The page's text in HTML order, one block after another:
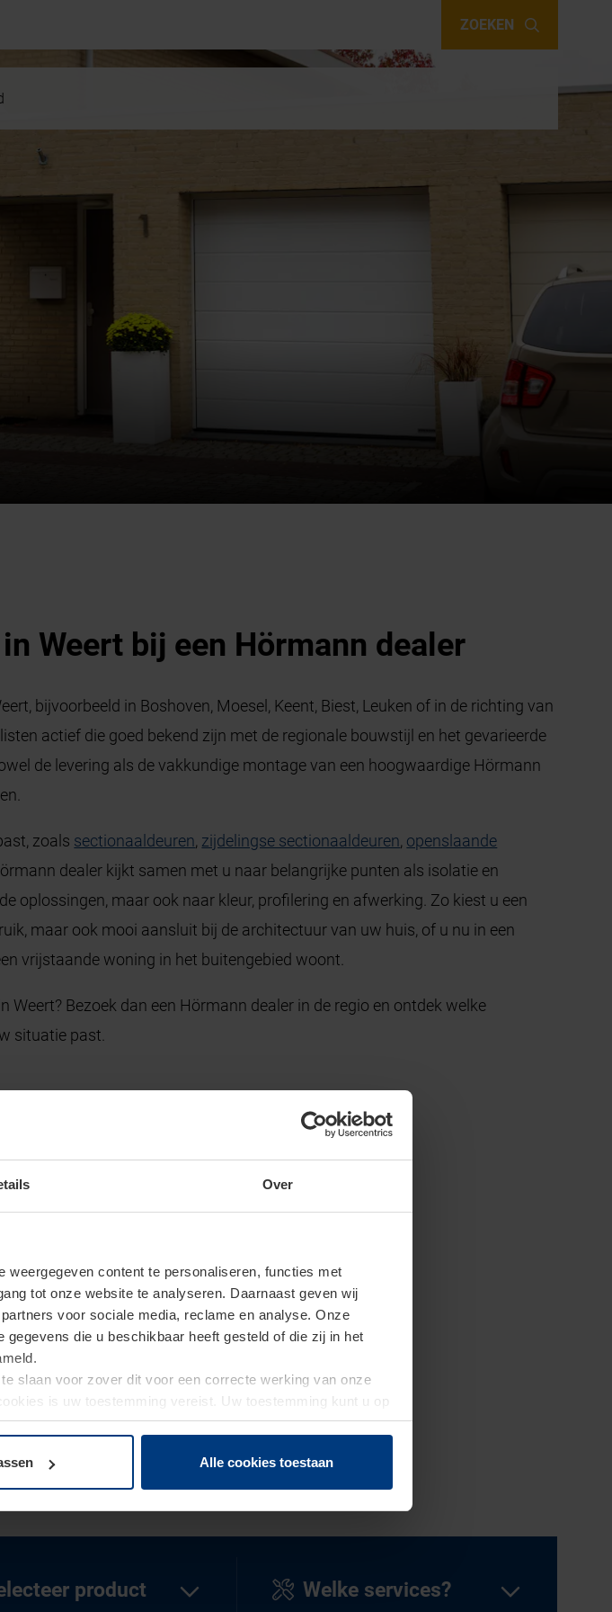
Over
weergegeven content te personaliseren, functies met
tot onze website te analyseren. Daarnaast geven wij
voor sociale media, reclame en analyse. Onze
die u beschikbaar heeft gesteld of die zij in het
slaan voor zover dit voor een correcte werking van onze
is uw toestemming vereist. Uw toestemming kunt u op
op onze website wijzigen of herroepen.
Alle cookies toestaan
ZOEKEN
Weert bij een Hörmann dealer
bijvoorbeeld in Boshoven, Moesel, Keent, Biest, Leuken of in de richting van
actief die goed bekend zijn met de regionale bouwstijl en het gevarieerde
de levering als de vakkundige montage van een hoogwaardige Hörmann
zoals sectionaaldeuren, zijdelingse sectionaaldeuren, openslaande
dealer kijkt samen met u naar belangrijke punten als isolatie en
oplossingen, maar ook naar kleur, profilering en afwerking. Zo kiest u een
maar ook mooi aansluit bij de architectuur van uw huis, of u nu in een
vrijstaande woning in het buitengebied woont.
Bezoek dan een Hörmann dealer in de regio en ontdek welke
situatie past.
product Welke services?